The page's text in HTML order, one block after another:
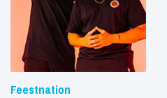
Feestnation